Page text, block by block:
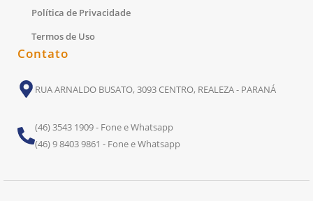
Política de Privacidade
Termos de Uso
Contato
RUA ARNALDO BUSATO, 3093 CENTRO, REALEZA - PARANÁ
(46) 3543 1909 - Fone e Whatsapp
(46) 9 8403 9861 - Fone e Whatsapp